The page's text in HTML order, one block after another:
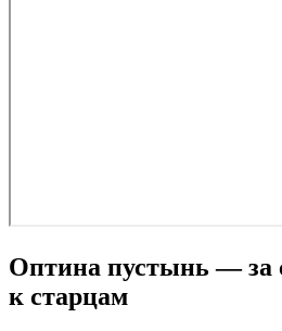
Оптина пустынь — за
к старцам